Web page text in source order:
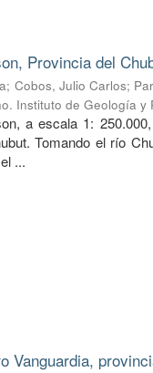
Provincia del
; Cobos, Julio Carlos;
Instituto de Geología y
a escala 1:
Tomando el río
...
Vanguardia,